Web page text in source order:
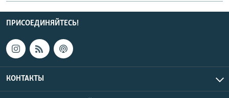
ПРИСОЕДИНЯЙТЕСЬ!
КОНТАКТЫ